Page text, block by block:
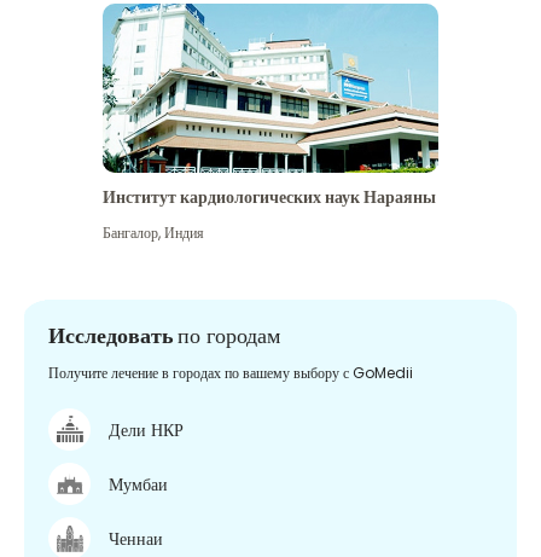
Институт кардиологических наук Нараяны
Бангалор,Индия
Исследоватьпо городам
Получите лечение в городах по вашему выбору с GoMedii
Дели НКР
Мумбаи
Ченнаи